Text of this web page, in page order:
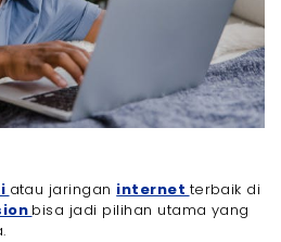
atau jaringan internet terbaik di
bisa jadi pilihan utama yang